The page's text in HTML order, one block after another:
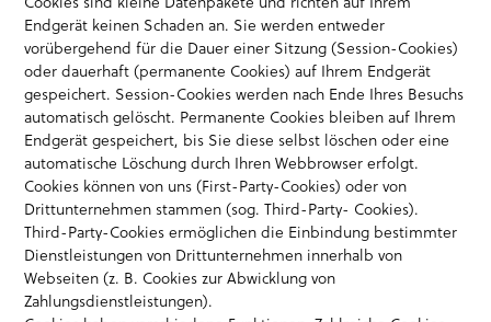
Endgerät keinen Schaden an. Sie werden entweder
vorübergehend für die Dauer einer Sitzung (Session-Cookies)
oder dauerhaft (permanente Cookies) auf Ihrem Endgerät
gespeichert. Session-Cookies werden nach Ende Ihres Besuchs
automatisch gelöscht. Permanente Cookies bleiben auf Ihrem
Endgerät gespeichert, bis Sie diese selbst löschen oder eine
automatische Löschung durch Ihren Webbrowser erfolgt.
Cookies können von uns (First-Party-Cookies) oder von
Drittunternehmen stammen (sog. Third-Party- Cookies).
Third-Party-Cookies ermöglichen die Einbindung bestimmter
Dienstleistungen von Drittunternehmen innerhalb von
Webseiten (z. B. Cookies zur Abwicklung von
Zahlungsdienstleistungen).